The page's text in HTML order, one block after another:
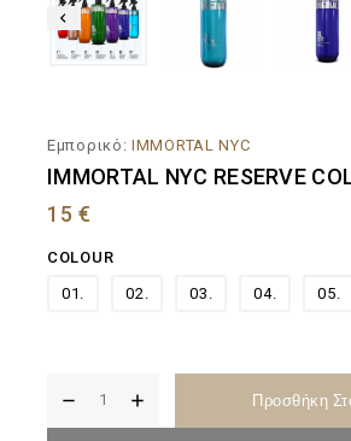
Εμπορικό: IMMORTAL NYC
IMMORTAL NYC RESERVE
15€
COLOUR
01.
02. 03. 04. 05.
Προσθήκη